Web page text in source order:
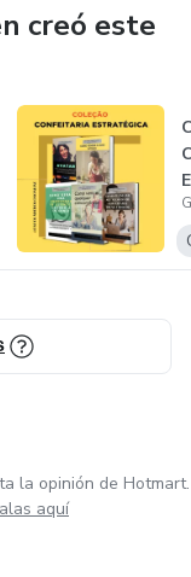
creó este
la opinión de Hotmart.
aquí